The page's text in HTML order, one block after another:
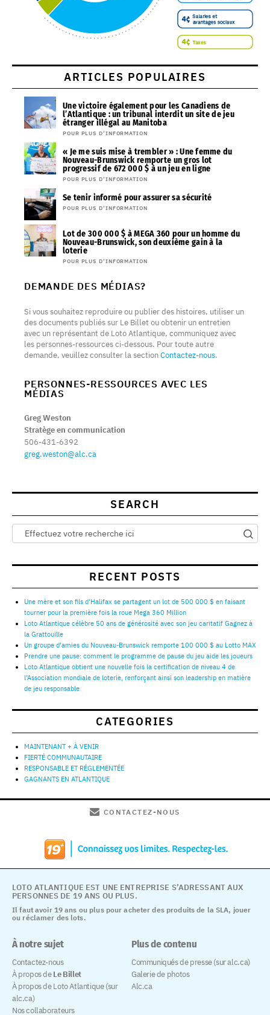
ARTICLES POPULAIRES
Une victoire également pour les Canadiens de
l’Atlantique : un tribunal interdit un site de jeu
étranger illégal au Manitoba
POUR PLUS D’INFORMATION
« Je me suis mise à trembler » : Une femme du
Nouveau-Brunswick remporte un gros lot
progressif de 672 000 $ à un jeu en ligne
POUR PLUS D’INFORMATION
Se tenir informé pour assurer sa sécurité
POUR PLUS D’INFORMATION
Lot de 300 000 $ à MEGA 360 pour un homme du
Nouveau-Brunswick, son deuxième gain à la
loterie
POUR PLUS D’INFORMATION
DEMANDE DES MÉDIAS?
Si vous souhaitez reproduire ou publier des histoires, utiliser un
des documents publiés sur Le Billet ou obtenir un entretien
avec un représentant de Loto Atlantique, communiquez avec
les personnes-ressources ci-dessous. Pour toute autre
demande, veuillez consulter la sectionContactez-nous.
PERSONNES-RESSOURCES AVEC LES
MÉDIAS
Greg Weston
Stratège en communication
506-431-6392
greg.weston@alc.ca
SEARCH
RECENT POSTS
Une mère et son fils d’Halifax se partagent un lot de 500 000 $ en faisant
tourner pour la première fois la roue Mega 360 Million
Loto Atlantique célèbre 50 ans de générosité avec son jeu caritatif Gagnez à
la Grattouille
Un groupe d’amies du Nouveau-Brunswick remporte 100 000 $ au Lotto MAX
Prendre une pause: comment le programme de pause du jeu aide les joueurs
Loto Atlantique obtient une nouvelle fois la certification de niveau 4 de
l’Association mondiale de loterie, renforçant ainsi son leadership en matière
de jeu responsable
CATEGORIES
MAINTENANT + À VENIR
FIERTÉ COMMUNAUTAIRE
RESPONSABLE ET RÉGLEMENTÉE
GAGNANTS EN ATLANTIQUE
CONTACTEZ-NOUS
Il faut avoir 19 ans ou plus pour acheter des produits de la SLA, jouer
ou réclamer des lots.
LOTO ATLANTIQUE EST UNE ENTREPRISE S’ADRESSANT AUX
PERSONNES DE 19 ANS OU PLUS.
À notre sujet
Contactez-nous
À propos deLe Billet
À propos de Loto Atlantique (sur
alc.ca)
Nos collaborateurs
Plus de contenu
Communiqués de presse (sur alc.ca)
Galerie de photos
Alc.ca